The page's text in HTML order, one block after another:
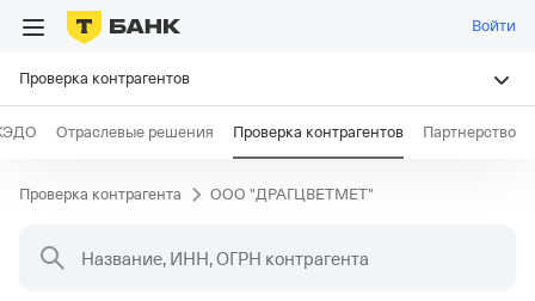
Войти
Проверка контрагентов
Отраслевые решения Проверка контрагентов Партнерство
Проверка контрагента ООО "ДРАГЦВЕТМЕТ"
Название, ИНН, ОГРН контрагента